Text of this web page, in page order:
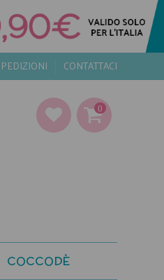
CONTATTACI
0
COCCODÈ